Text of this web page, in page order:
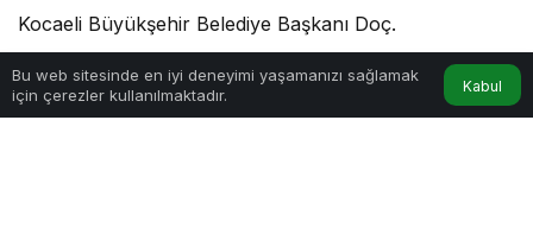
Kocaeli Büyükşehir Belediye Başkanı Doç.
Admintarafından yayınlandı
19 Mart 2024, 14:45yayınlandı
Bu web sitesinde en iyi deneyimi yaşamanızı sağlamak
için çerezler kullanılmaktadır.
Kabul
Anasayfa Hesabım